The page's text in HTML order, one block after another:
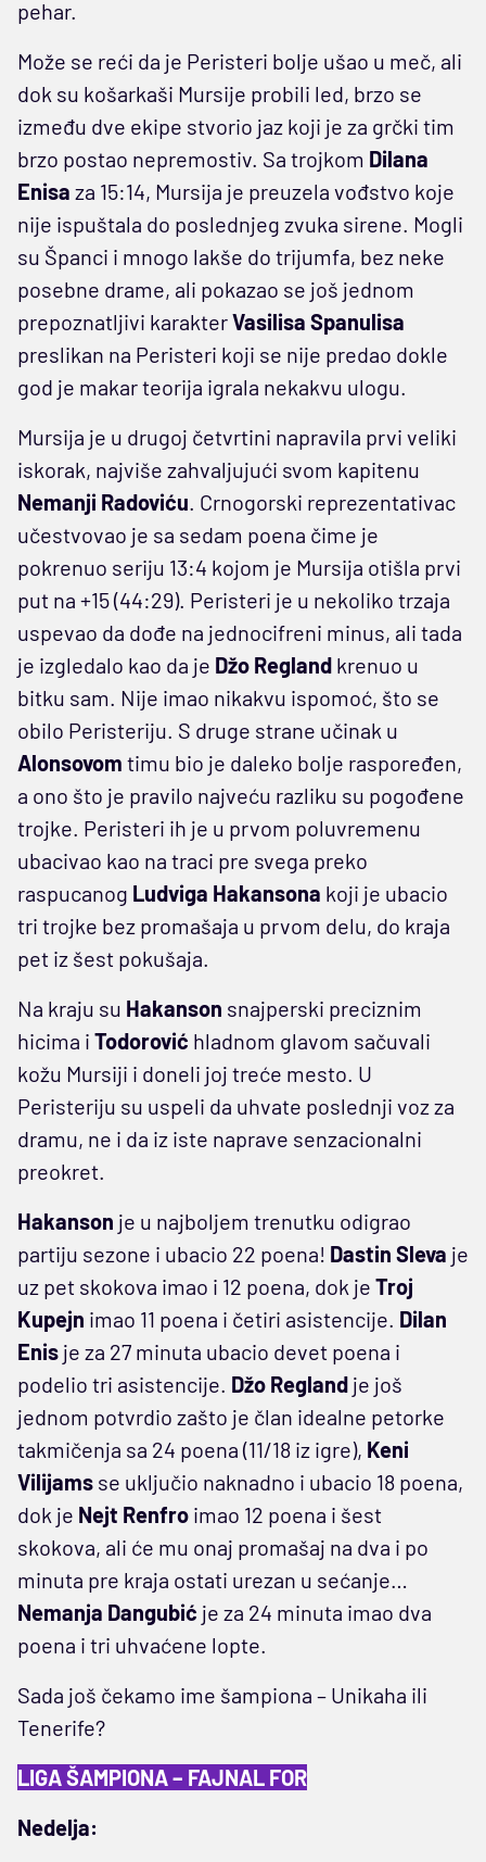
pehar.
Može se reći da je Peristeri bolje ušao u meč, ali
dok su košarkaši Mursije probili led, brzo se
između dve ekipe stvorio jaz koji je za grčki tim
brzo postao nepremostiv. Sa trojkom Dilana
Enisa za 15:14, Mursija je preuzela vođstvo koje
nije ispuštala do poslednjeg zvuka sirene. Mogli
su Španci i mnogo lakše do trijumfa, bez neke
posebne drame, ali pokazao se još jednom
prepoznatljivi karakterVasilisa Spanulisa
preslikan na Peristeri koji se nije predao dokle
god je makar teorija igrala nekakvu ulogu.
Mursija je u drugoj četvrtini napravila prvi veliki
iskorak, najviše zahvaljujući svom kapitenu
Nemanji Radoviću. Crnogorski reprezentativac
učestvovao je sa sedam poena čime je
pokrenuo seriju 13:4 kojom je Mursija otišla prvi
put na +15 (44:29). Peristeri je u nekoliko trzaja
uspevao da dođe na jednocifreni minus, ali tada
je izgledalo kao da je Džo Regland krenuo u
bitku sam. Nije imao nikakvu ispomoć, što se
obilo Peristeriju. S druge strane učinak u
Alonsovom timu bio je daleko bolje raspoređen,
a ono što je pravilo najveću razliku su pogođene
trojke. Peristeri ih je u prvom poluvremenu
ubacivao kao na traci pre svega preko
raspucanog Ludviga Hakansona koji je ubacio
tri trojke bez promašaja u prvom delu, do kraja
pet iz šest pokušaja.
Na kraju su Hakanson snajperski preciznim
hicima i Todorović hladnom glavom sačuvali
kožu Mursiji i doneli joj treće mesto. U
Peristeriju su uspeli da uhvate poslednji voz za
dramu, ne i da iz iste naprave senzacionalni
preokret.
Hakanson je u najboljem trenutku odigrao
partiju sezone i ubacio 22 poena! Dastin Sleva je
uz pet skokova imao i 12 poena, dok je Troj
Kupejn imao 11 poena i četiri asistencije. Dilan
Enis je za 27 minuta ubacio devet poena i
podelio tri asistencije. Džo Regland je još
jednom potvrdio zašto je član idealne petorke
takmičenja sa 24 poena (11/18 iz igre), Keni
Vilijams se uključio naknadno i ubacio 18 poena,
dok je Nejt Renfro imao 12 poena i šest
skokova, ali će mu onaj promašaj na dva i po
minuta pre kraja ostati urezan u sećanje…
Nemanja Dangubić je za 24 minuta imao dva
poena i tri uhvaćene lopte.
Sada još čekamo ime šampiona – Unikaha ili
Tenerife?
LIGA ŠAMPIONA – FAJNAL FOR
Nedelja: